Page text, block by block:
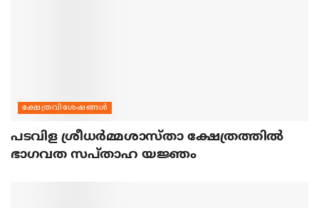
ക്ഷേത്രവിശേഷങ്ങള്‍
പടവിള ശ്രീധര്‍മ്മശാസ്താ ക്ഷേത്രത്തില്‍
ഭാഗവത സപ്താഹ യജ്ഞം